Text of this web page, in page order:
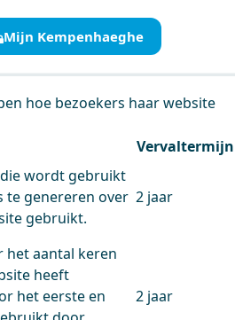
hoe bezoekers haar website
Vervaltermijn
wordt gebruikt
te genereren over
gebruikt.
2 jaar
het aantal keren
heeft
het eerste en
2 jaar
Mijn Kempenhaeghe